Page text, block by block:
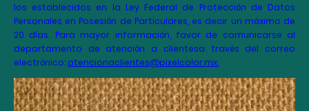
los establecidos en la Ley Federal de Protección de Datos
Personales en Posesión de Particulares, es decir un máximo de
20 días. Para mayor información, favor de comunicarse al
departamento de atención a clientesa través del correo
electrónico: atencionaclientes@pixelcolor.mx.